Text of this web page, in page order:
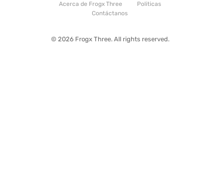
Acerca de Frogx Three
Politicas
Contáctanos
© 2026 Frogx Three. All rights reserved.